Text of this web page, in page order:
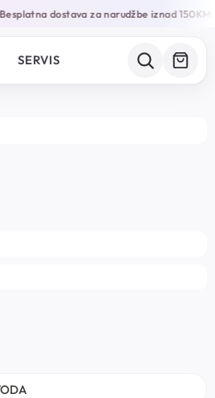
dostava za narudžbe iznad 150KM •
SERVIS